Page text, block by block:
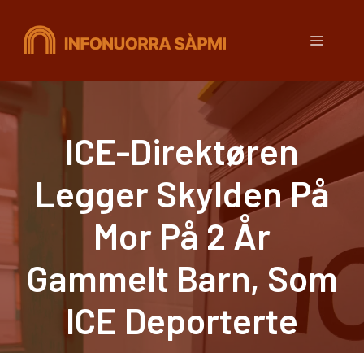
Meny
ICE-Direktøren
Legger Skylden På
Mor På 2 År
Gammelt Barn, Som
ICE Deporterte